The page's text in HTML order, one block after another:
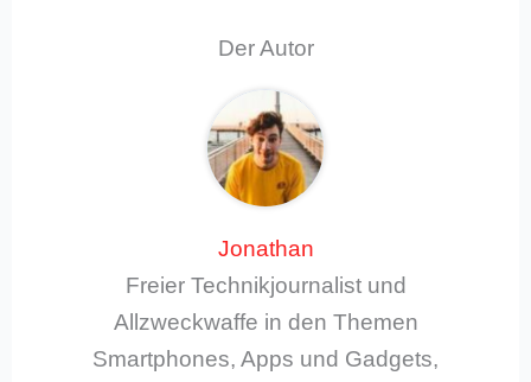
Der Autor
Jonathan
Freier Technikjournalist und
Allzweckwaffe in den Themen
Smartphones, Apps und Gadgets,